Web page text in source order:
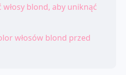
włosy blond, aby uniknąć
włosów blond przed